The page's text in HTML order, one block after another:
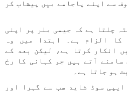
سے اپنے پاجامے میں پیشاب کر
چلتا ہے کہ جیمی ملر پر اپنی
کا الزام ہے۔ ابتدا میں وہ
انکار کرتا ہے، لیکن بعد کے
سامنے آتے ہیں جو کہانی کا رخ
ہو جاتا ہے۔
سوڈ شاید سب سے گہرا اور